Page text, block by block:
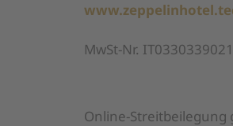
MwSt-Nr.
Online-Streitbeilegung